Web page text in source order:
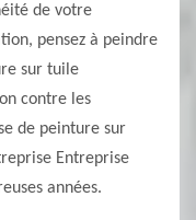
de votre
pensez à peindre
sur tuile
contre les
de peinture sur
Entreprise
années.